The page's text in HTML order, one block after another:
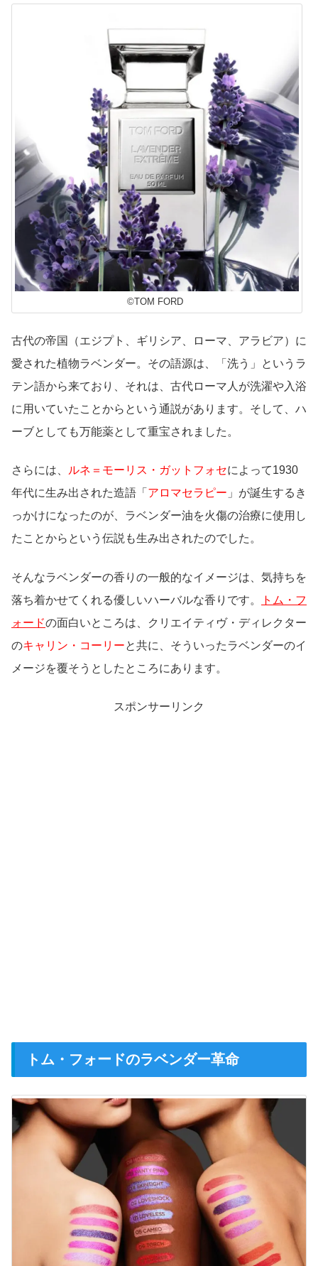
©TOM FORD
古代の帝国（エジプト、ギリシア、ローマ、アラビア）に
愛された植物ラベンダー。その語源は、「洗う」というラ
テン語から来ており、それは、古代ローマ人が洗濯や入浴
に用いていたことからという通説があります。そして、ハ
ーブとしても万能薬として重宝されました。
さらには、 ルネ＝モーリス・ガットフォセによって1930
年代に生み出された造語「 アロマセラピー 」が誕生するき
っかけになったのが、ラベンダー油を火傷の治療に使用し
たことからという伝説も生み出されたのでした。
そんなラベンダーの香りの一般的なイメージは、気持ちを
落ち着かせてくれる優しいハーバルな香りです。
トム・フ
ォードの面白いところは、クリエイティヴ・ディレクター
のキャリン・コーリーと共に、そういったラベンダーのイ
メージを覆そうとしたところにあります。
スポンサーリンク
トム・フォードのラベンダー革命